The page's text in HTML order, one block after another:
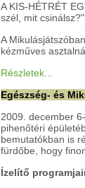
A KIS-HÉTRÉT
szél, mit
A
kézműves
Részletek...
Egészség- és
2009. december
pihenőtéri
bemutatókban is
fürdőbe, hogy
Ízelítő